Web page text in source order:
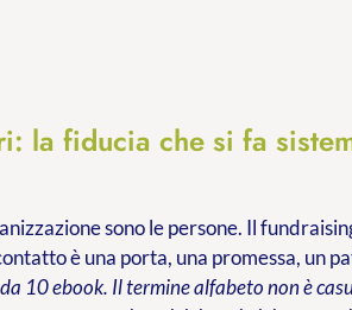
la fiducia che si fa
sono le persone. Il
è una porta, una promessa, un
10 ebook. Il termine alfabeto non è